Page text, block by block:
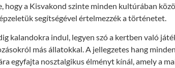
a Kisvakond szinte minden kultúrában
segítségével értelmezzék a történetet.
kalandokra indul, legyen szó a kertben való
más állatokkal. A jellegzetes hang
egyfajta nosztalgikus élményt kínál, amely a